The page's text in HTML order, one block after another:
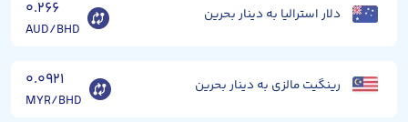
دلار استرالیا به دینار بحرین ۰.۲۶۶
AUD/BHD
رینگیت مالزی به دینار بحرین ۰.۰۹۲۱
MYR/BHD